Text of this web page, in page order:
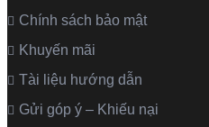
Chính sách bảo mật
Khuyến mãi
Tài liệu hướng dẫn
Gửi góp ý – Khiếu nại